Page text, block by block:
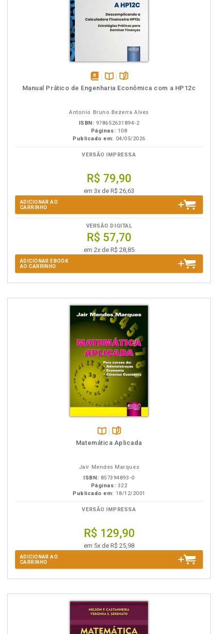
disponívelDisponível
páginas
Manual Prático de Engenharia Econômica com a HP12c
Antonio Bruno Bezerra Alves
ISBN: 978652631894-2
Páginas: 108
Publicado em: 04/05/2026
VERSÃO IMPRESSA
R$ 79,90
em 3x de R$ 26,63
ADICIONAR AO
CARRINHO
VERSÃO DIGITAL
R$ 57,70
em 2x de R$ 28,85
ADICIONAR EBOOK
AO CARRINHO
Disponível
páginas
Matemática Aplicada
Jair Mendes Marques
ISBN: 857394893-0
Páginas: 322
Publicado em: 18/12/2001
VERSÃO IMPRESSA
R$ 129,90
em 5x de R$ 25,98
ADICIONAR AO
CARRINHO